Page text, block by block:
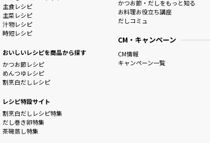
主食レシピ
主菜レシピ
汁物レシピ
時短レシピ
おいしいレシピを商品から探す
かつお節レシピ
めんつゆレシピ
割烹白だしレシピ
レシピ特設サイト
割烹白だしレシピ特集
だし巻き卵特集
茶碗蒸し特集
かつお節・だしをもっと知る
お料理お役立ち講座
だしコミュ
CM・キャンペーン
CM情報
キャンペーン一覧